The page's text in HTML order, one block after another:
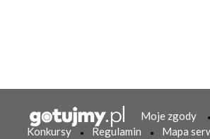
Moje zgody
Konkursy
Regulamin Mapa